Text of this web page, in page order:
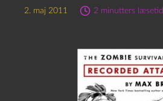
2. maj 2011 2 minutters læsetid